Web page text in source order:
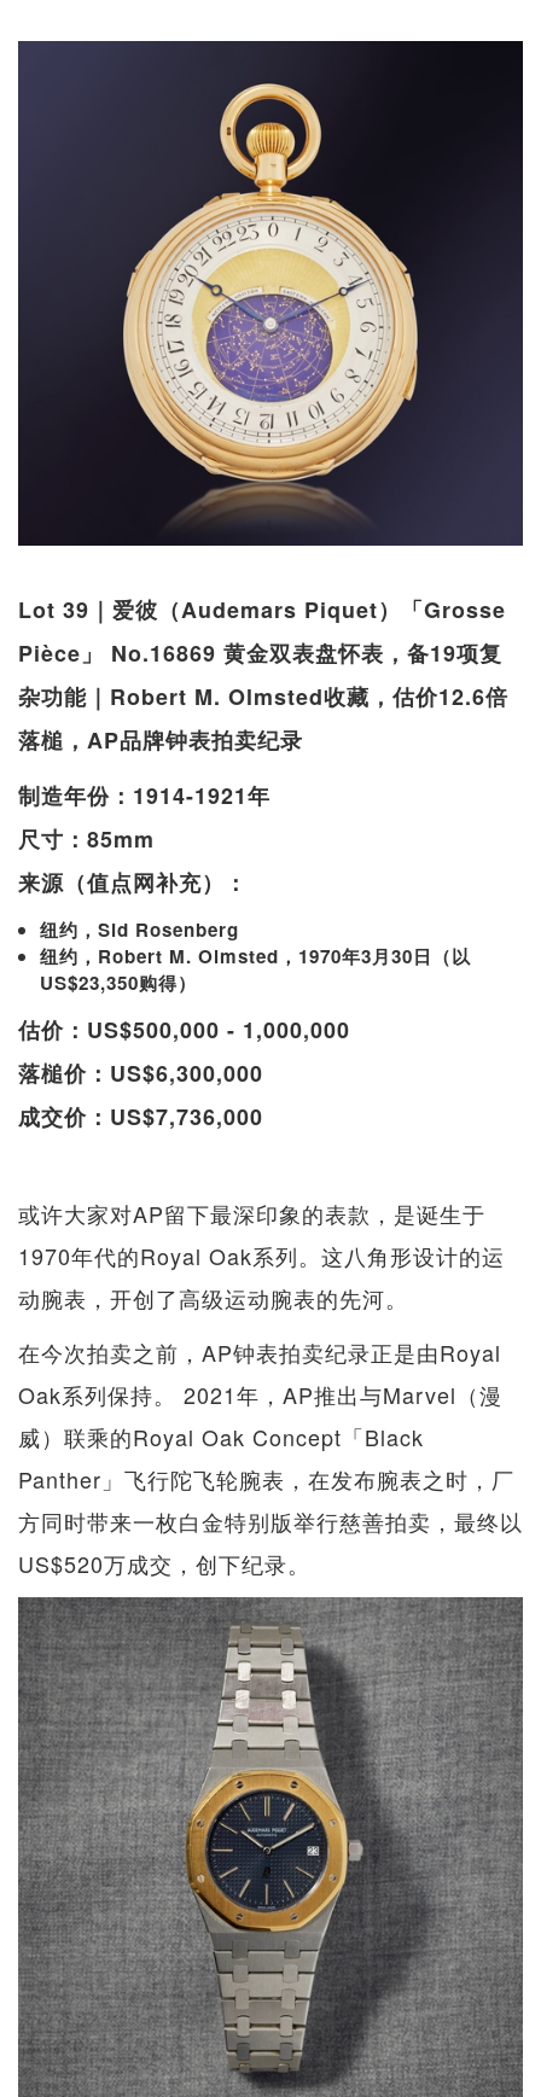
Lot 39｜爱彼（Audemars Piquet）「Grosse
Pièce」 No.16869 黄金双表盘怀表，备19项复
杂功能｜Robert M. Olmsted收藏，估价12.6倍
落槌，AP品牌钟表拍卖纪录
制造年份：1914-1921年
尺寸：85mm
来源（值点网补充）：
纽约，Sid Rosenberg
纽约，Robert M. Olmsted，1970年3月30日（以
US$23,350购得）
估价：US$500,000 - 1,000,000
落槌价：US$6,300,000
成交价：US$7,736,000
或许大家对AP留下最深印象的表款，是诞生于
1970年代的Royal Oak系列。这八角形设计的运
动腕表，开创了高级运动腕表的先河。
在今次拍卖之前，AP钟表拍卖纪录正是由Royal
Oak系列保持。 2021年，AP推出与Marvel（漫
威）联乘的Royal Oak Concept「Black
Panther」飞行陀飞轮腕表，在发布腕表之时，厂
方同时带来一枚白金特别版举行慈善拍卖，最终以
US$520万成交，创下纪录。